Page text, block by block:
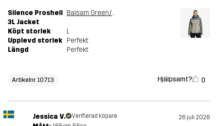
Silence Proshell
3L Jacket
Balsam Green/Shadow
Köpt storlek
L
Upplevd storlek Perfekt
Längd
Perfekt
Artikelnr 10713 Hjälpsamt? 0
Jessica V. Verifierad köpare 26 juli 2026